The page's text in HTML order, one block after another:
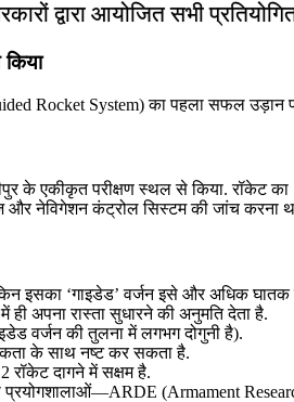
द्वारा आयोजित सभी
Rocket System) का पहला सफल उड़ान
के एकीकृत परीक्षण स्थल से किया. रॉकेट का
और नेविगेशन कंट्रोल सिस्टम की जांच करना
इसका ‘गाइडेड’ वर्जन इसे और अधिक घातक
अपना रास्ता सुधारने की अनुमति देता है.
वर्जन की तुलना में लगभग दोगुनी है).
के साथ नष्ट कर सकता है.
रॉकेट दागने में सक्षम है.
(Armament